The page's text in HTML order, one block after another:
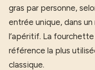
gras par personne,
entrée unique, dans
l’apéritif. La
référence la plus
classique.